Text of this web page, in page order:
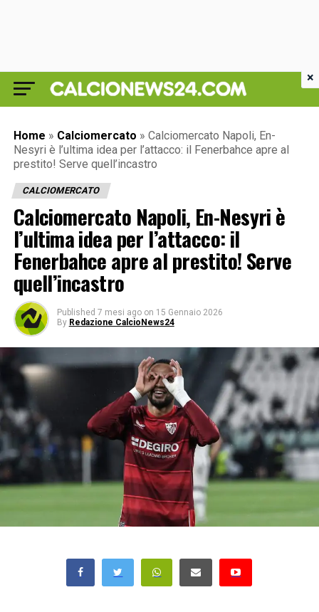
Home » Calciomercato » Calciomercato Napoli, En-
Nesyri è l’ultima idea per l’attacco: il Fenerbahce apre al
prestito! Serve quell’incastro
CALCIOMERCATO
Calciomercato Napoli, En-Nesyri è
l’ultima idea per l’attacco: il
Fenerbahce apre al prestito! Serve
quell’incastro
Published 7 mesi ago on 15 Gennaio 2026
By Redazione CalcioNews24
×